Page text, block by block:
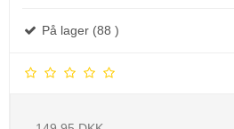
På lager (88 )